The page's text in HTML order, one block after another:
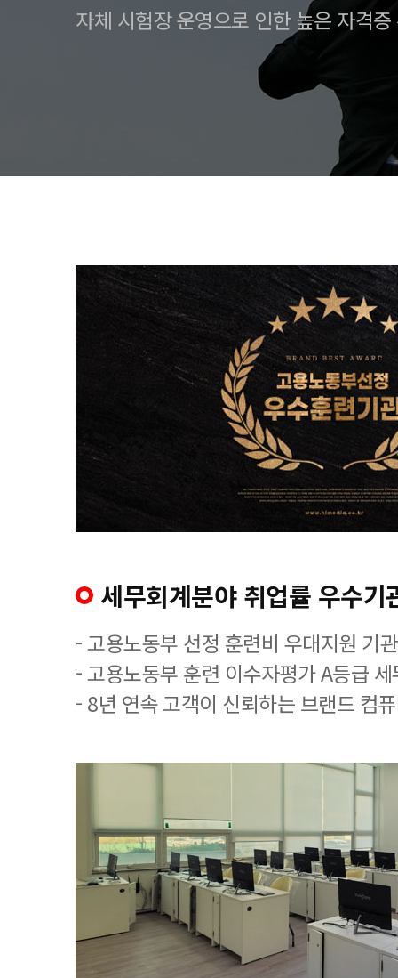
자체 시험장 운영으로 인한 높은 자격
세무회계분야 취업률 우수기
- 고용노동부 선정 훈련비 우대지원 기관
- 고용노동부 훈련 이수자평가 A등급
- 8년 연속 고객이 신뢰하는 브랜드 컴